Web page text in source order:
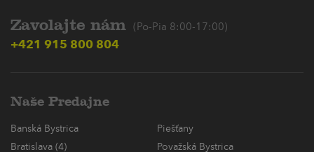
Zavolajte nám (Po-Pia 8:00-17:00)
+421 915 800 804
Naše Predajne
Banská Bystrica
Piešťany
Bratislava (4)
Považská Bystrica